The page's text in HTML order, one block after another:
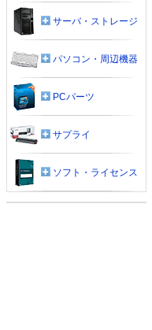
サーバ・ストレージ
パソコン・周辺機器
PCパーツ
サプライ
ソフト・ライセンス